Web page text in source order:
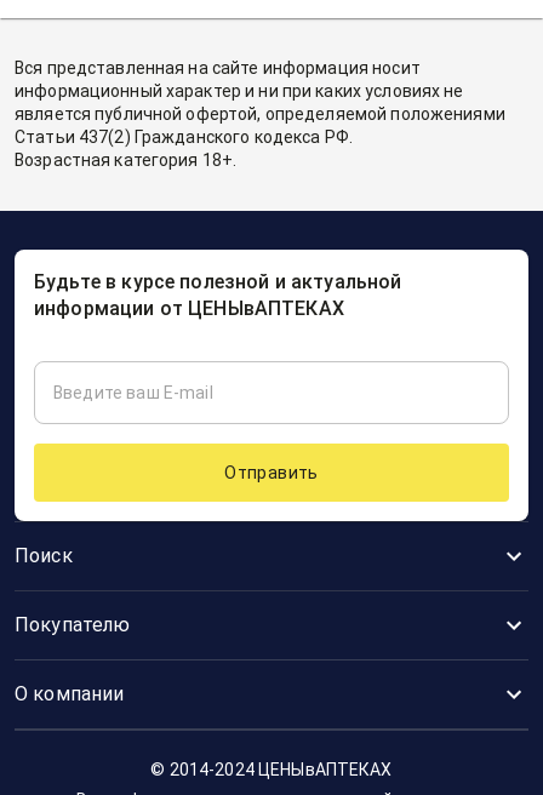
(Лермонтова, 103, Каменск-Уральский)
Вся представленная на сайте информация носит
информационный характер и ни при каких условиях не
является публичной офертой, определяемой положениями
Статьи 437(2) Гражданского кодекса РФ.
Возрастная категория 18+.
Поиск
Покупателю
О компании
Будьте в курсе полезной и актуальной
информации от ЦЕНЫвАПТЕКАХ
Отправить
© 2014-2024 ЦЕНЫвАПТЕКАХ